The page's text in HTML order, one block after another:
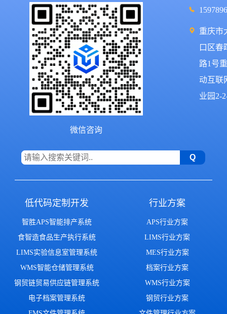
微信咨询
重庆市
口区春
路1号
动互联
业园2-
低代码定制开发
智胜APS智能排产系统
食智造食品生产执行系统
LIMS实验信息室管理系统
WMS智能仓储管理系统
钢贸链贸易供应链管理系统
电子档案管理系统
行业方案
APS行业方案
LIMS行业方案
MES行业方案
档案行业方案
WMS行业方案
钢贸行业方案